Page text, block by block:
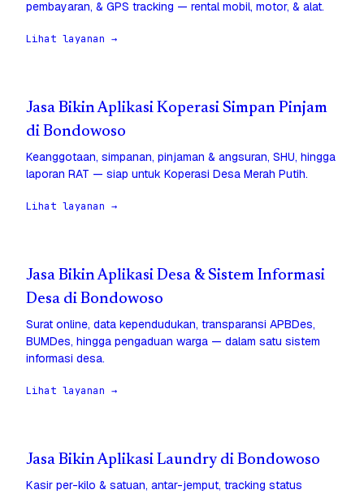
pembayaran, & GPS tracking — rental mobil, motor, & alat.
Lihat layanan →
Jasa Bikin Aplikasi Koperasi Simpan Pinjam
di Bondowoso
Keanggotaan, simpanan, pinjaman & angsuran, SHU, hingga
laporan RAT — siap untuk Koperasi Desa Merah Putih.
Lihat layanan →
Jasa Bikin Aplikasi Desa & Sistem Informasi
Desa di Bondowoso
Surat online, data kependudukan, transparansi APBDes,
BUMDes, hingga pengaduan warga — dalam satu sistem
informasi desa.
Lihat layanan →
Jasa Bikin Aplikasi Laundry di Bondowoso
Kasir per-kilo & satuan, antar-jemput, tracking status